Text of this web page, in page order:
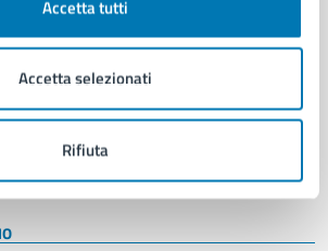
Accetta tutti
Accetta selezionati
Rifiuta
e protocollo